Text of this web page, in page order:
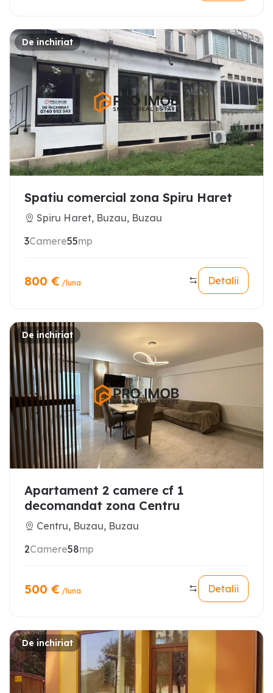
De inchiriat
Spatiu comercial zona Spiru Haret
Spiru Haret, Buzau, Buzau
3Camere55mp
800 € /luna Detalii
De inchiriat
Apartament 2 camere cf 1
decomandat zona Centru
Centru, Buzau, Buzau
2Camere58mp
500 € /luna Detalii
De inchiriat